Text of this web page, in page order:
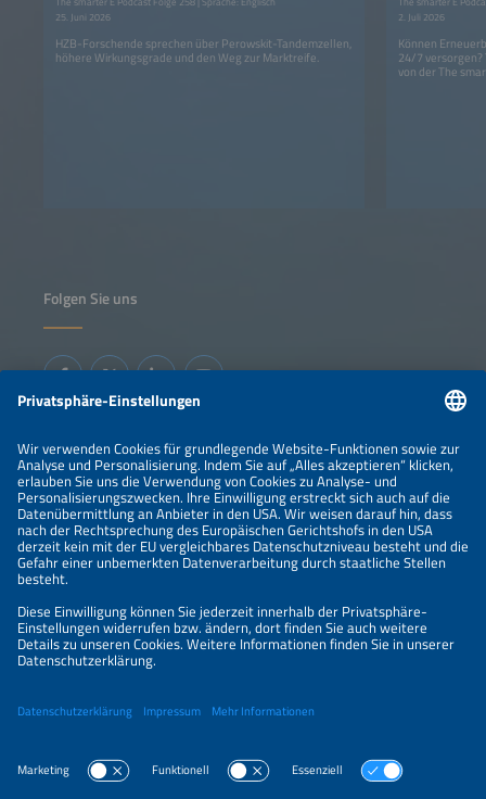
25. Juni 2026
HZB-Forschende sprechen über Perowskit-Tandemzellen,
höhere Wirkungsgrade und den Weg zur Marktreife.
2. Juli 2026
Können
24/7 versorgen?
von der The
Folgen Sie uns
Informationen
IMPRESSUM
KONTAKT
ÜBER UNS
VERANSTALTER
PREISÜBERSICHT
DATENSCHUTZERKLÄRUNG